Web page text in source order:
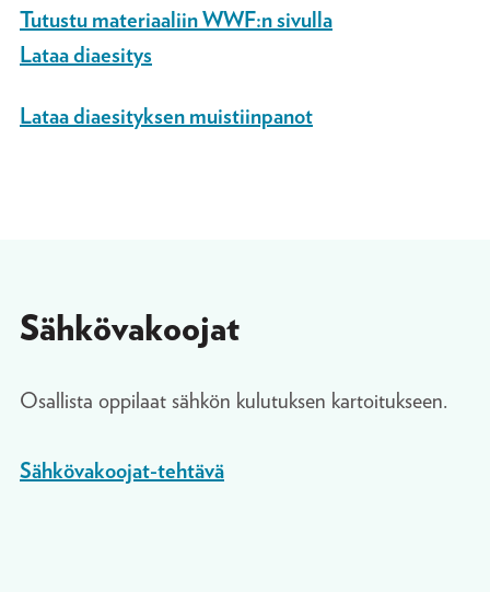
Tutustu materiaaliin WWF:n sivulla
Lataa diaesitys
Lataa diaesityksen muistiinpanot
Sähkövakoojat
Osallista oppilaat sähkön kulutuksen kartoitukseen.
Sähkövakoojat-tehtävä